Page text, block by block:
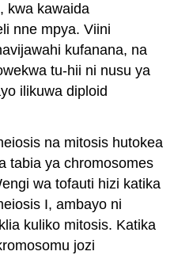
kwa kawaida
nne mpya. Viini
kufanana, na
tu-hii ni nusu ya
ilikuwa diploid
na mitosis hutokea
tabia ya chromosomes
wa tofauti hizi katika
I, ambayo ni
kuliko mitosis. Katika
jozi